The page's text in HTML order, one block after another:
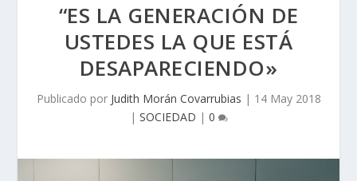
“ES LA GENERACIÓN DE
USTEDES LA QUE ESTÁ
DESAPARECIENDO»
Publicado por Judith Morán Covarrubias | 14 May 2018
| SOCIEDAD | 0